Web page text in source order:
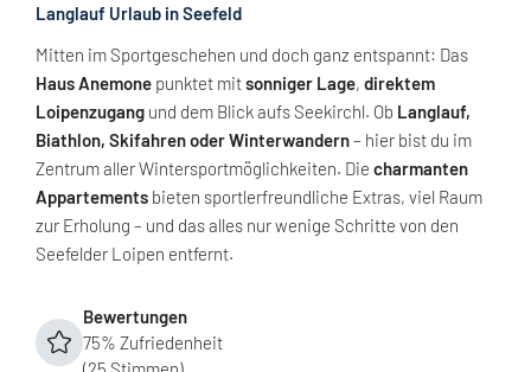
Langlauf Urlaub in Seefeld
Mitten im Sportgeschehen und doch ganz entspannt: Das
Haus Anemone punktet mitsonniger Lage, direktem
Loipenzugang und dem Blick aufs Seekirchl. Ob Langlauf,
Biathlon, Skifahren oder Winterwandern– hier bist du im
Zentrum aller Wintersportmöglichkeiten. Die charmanten
Appartements bieten sportlerfreundliche Extras, viel Raum
zur Erholung – und das alles nur wenige Schritte von den
Seefelder Loipen entfernt.
Bewertungen
75% Zufriedenheit